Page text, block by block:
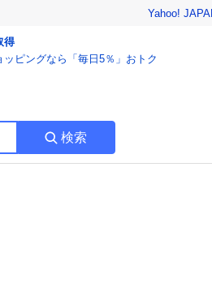
Yahoo!
得
ッピングなら「毎日5％」おトク
検索